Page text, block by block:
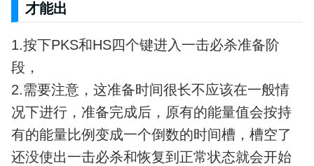
才能出
1.按下PKS和HS四个键进入一击必杀准备阶
段，
2.需要注意，这准备时间很长不应该在一般情
况下进行，准备完成后，原有的能量值会按持
有的能量比例变成一个倒数的时间槽，槽空了
还没使出一击必杀和恢复到正常状态就会开始